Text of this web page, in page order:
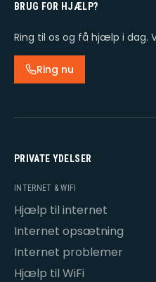
BRUG FOR HJÆLP?
Ring til os og få hjælp i dag.
Ring nu
PRIVATE YDELSER
INTERNET & WIFI
Hjælp til internet
Internet opsætning
Internet problemer
Hjælp til WiFi